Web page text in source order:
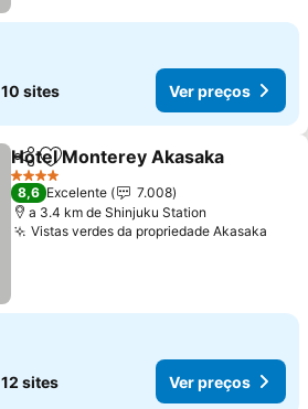
10 sites Ver preços
PartilharAdicionar aos favoritos
Hotel Monterey Akasaka
4 Estrelas
8,6 Excelente
7.008
a 3.4 km de Shinjuku Station
Vistas verdes da propriedade Akasaka
12 sites Ver preços